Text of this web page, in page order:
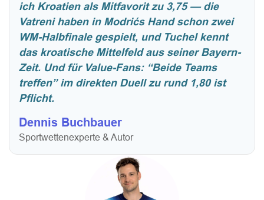
ich Kroatien als Mitfavorit zu 3,75 — die
Vatreni haben in Modrićs Hand schon zwei
WM-Halbfinale gespielt, und Tuchel kennt
das kroatische Mittelfeld aus seiner Bayern-
Zeit. Und für Value-Fans: “Beide Teams
treffen” im direkten Duell zu rund 1,80 ist
Pflicht.
Dennis Buchbauer
Sportwettenexperte & Autor